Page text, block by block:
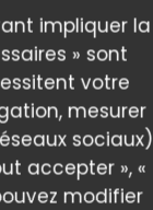
impliquer la
» sont
votre
mesurer
sociaux)
accepter », «
modifier